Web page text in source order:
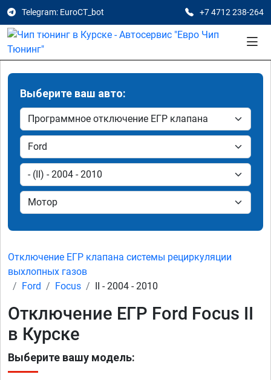
Telegram: EuroCT_bot +7 4712 238-264
Выберите ваш авто:
Отключение ЕГР клапана системы рециркуляции
выхлопных газов
Ford
Focus II - 2004 - 2010
Отключение ЕГР Ford Focus II
в Курске
Выберите вашу модель: